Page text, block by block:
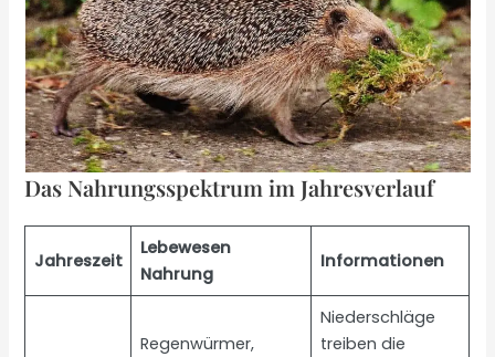
Das Nahrungsspektrum im Jahresverlauf
Jahreszeit
Lebewesen
Nahrung
Informationen
Regenwürmer,
Niederschläge
treiben die